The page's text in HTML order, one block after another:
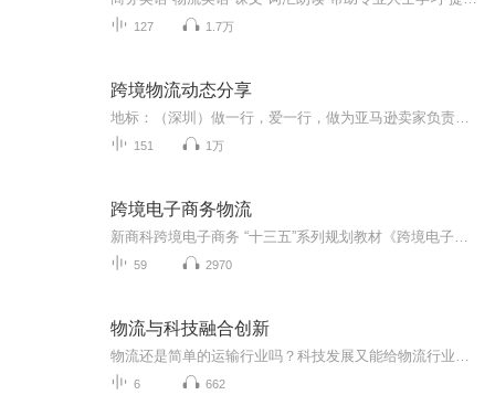
127 1.7万
跨境物流动态分享
151 1万
跨境电子商务物流
59 2970
物流与科技融合创新
6 662